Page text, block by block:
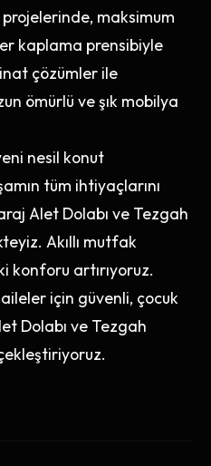
maksimum
kaplama prensibiyle
çözümler ile
ömürlü ve şık mobilya
nesil konut
tüm ihtiyaçlarını
Alet Dolabı ve Tezgah
Akıllı mutfak
konforu artırıyoruz.
için güvenli, çocuk
Dolabı ve Tezgah